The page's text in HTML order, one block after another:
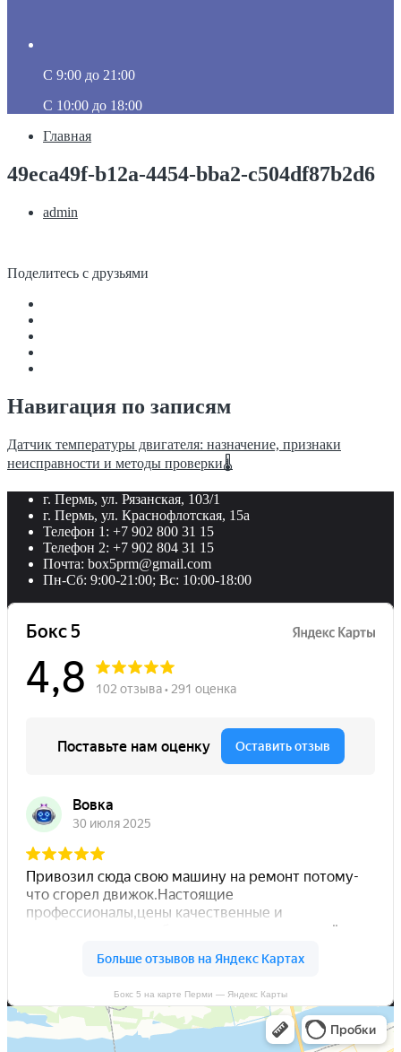
C 9:00 до 21:00
C 10:00 до 18:00
Главная
49eca49f-b12a-4454-bba2-c504df87b2d6
admin
Поделитесь с друзьями
Навигация по записям
Датчик температуры двигателя: назначение, признаки
неисправности и методы проверки🌡
г. Пермь, ул. Рязанская, 103/1
г. Пермь, ул. Краснофлотская, 15а
Телефон 1: +7 902 800 31 15
Телефон 2: +7 902 804 31 15
Почта: box5prm@gmail.com
Пн-Сб: 9:00-21:00; Вс: 10:00-18:00
Бокс 5 на карте Перми — Яндекс Карты